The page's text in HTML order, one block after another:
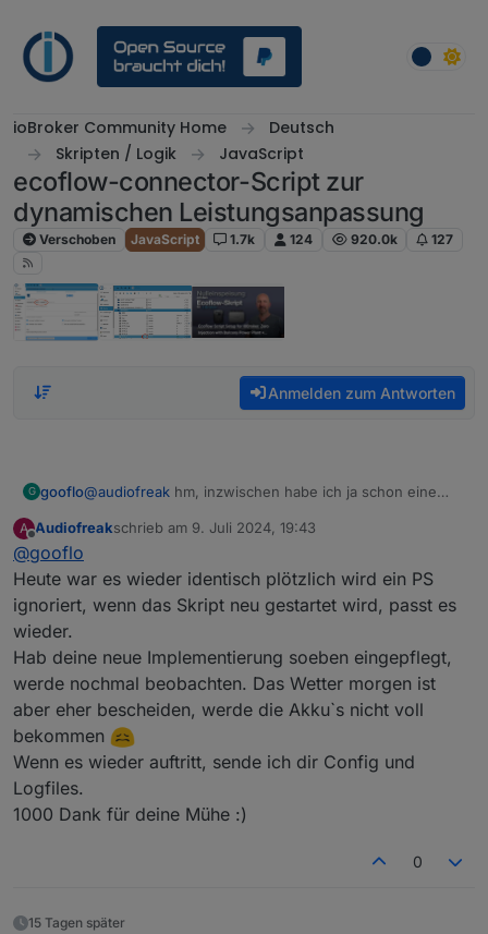
ioBroker Community Home
Deutsch
Skripten / Logik
JavaScript
ecoflow-connector-Script zur
dynamischen Leistungsanpassung
Verschoben JavaScript 1.7k 124 920.0k 127
Anmelden zum Antworten
G gooflo@audiofreak hm, inzwischen habe ich ja schon eine
willst bräuchte Deine Config und die Logfiles, wenn die
Code sehe ich keinen Fehler, auftreten könnte es,
wenn als Ladung 0% zurückgemeldet wird oder wenn
die Config nicht passt bei battCapacity
A
Offline
Audiofreakschrieb am 9. Juli 2024, 19:43
zuletzt editiert von
@gooflo
Heute war es wieder identisch plötzlich wird ein PS
ignoriert, wenn das Skript neu gestartet wird, passt es
wieder.
Hab deine neue Implementierung soeben eingepflegt,
werde nochmal beobachten. Das Wetter morgen ist
aber eher bescheiden, werde die Akku`s nicht voll
bekommen
Wenn es wieder auftritt, sende ich dir Config und
Logfiles.
1000 Dank für deine Mühe :)
0
15 Tagen später